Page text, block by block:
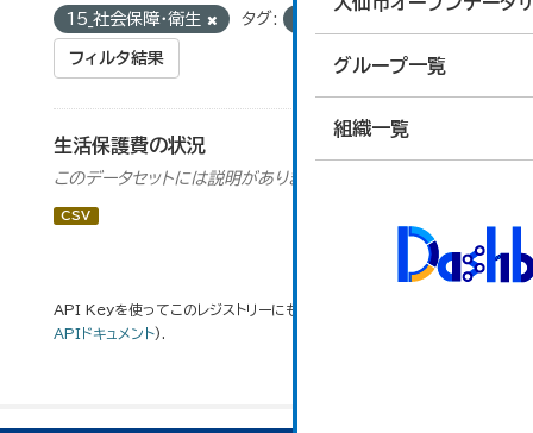
グループ一覧
組織一覧
15_社会保障・衛生 タグ:
フィルタ結果
生活保護費の状況
このデータセットには説明がありません
CSV
API Keyを使ってこのレジストリーにもアクセス可能です
APIドキュメント).